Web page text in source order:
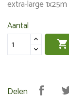
extra-large 1x25m
Aantal

Delen